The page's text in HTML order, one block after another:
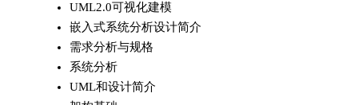
UML2.0可视化建模
嵌入式系统分析设计简介
需求分析与规格
系统分析
UML和设计简介